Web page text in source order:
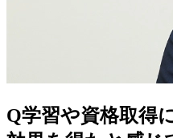
Q学習や資格取得